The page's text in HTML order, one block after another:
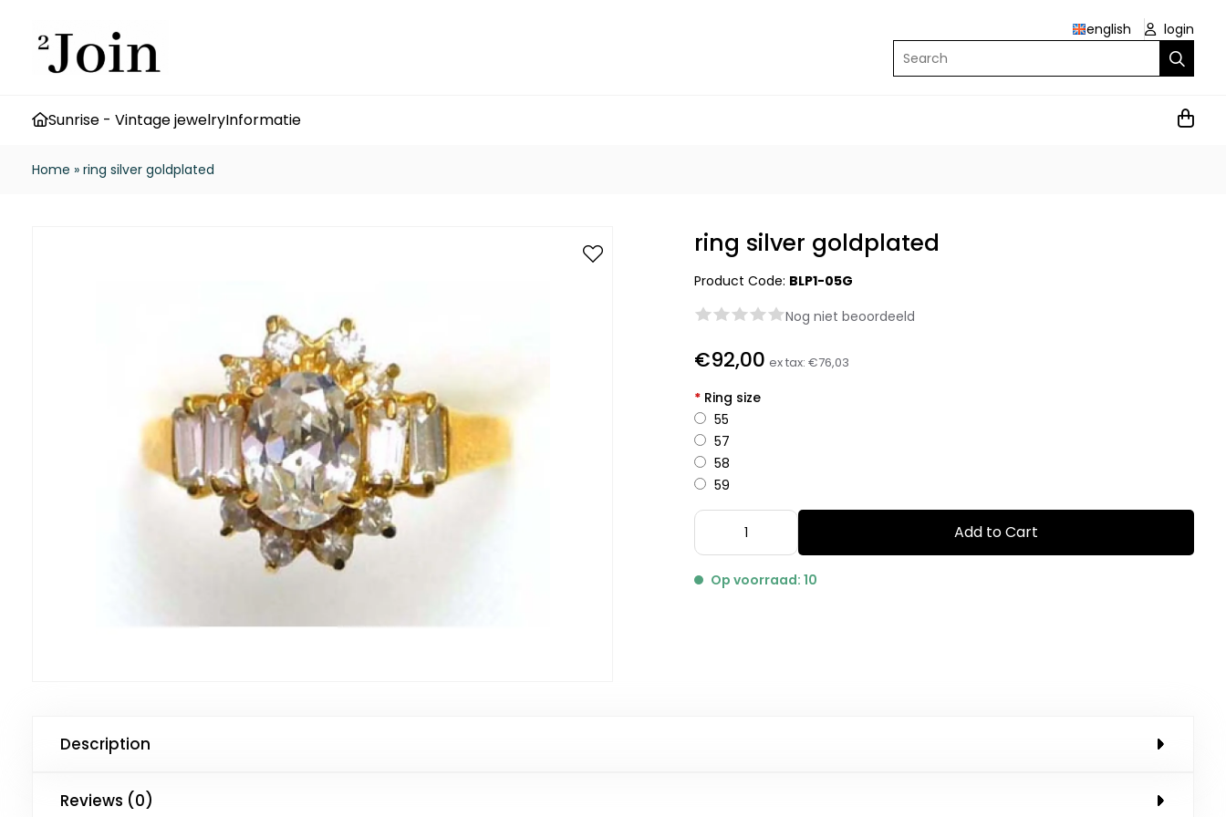
english
login
Search
Sunrise - Vintage jewelryInformatie
Home » ring silver goldplated
ring silver goldplated
Product Code: BLP1-05G
Nog niet beoordeeld
€92,00 ex tax:€76,03
* Ring size
55
57
58
59
Add to Cart
Op voorraad: 10
Description
Reviews (0)